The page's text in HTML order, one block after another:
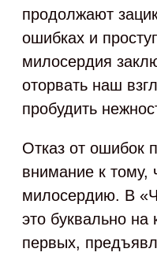
продолжают
ошибках и
милосердия
оторвать наш
пробудить
Отказ от ошибок
внимание к тому,
милосердию. В
это буквально на
первых,